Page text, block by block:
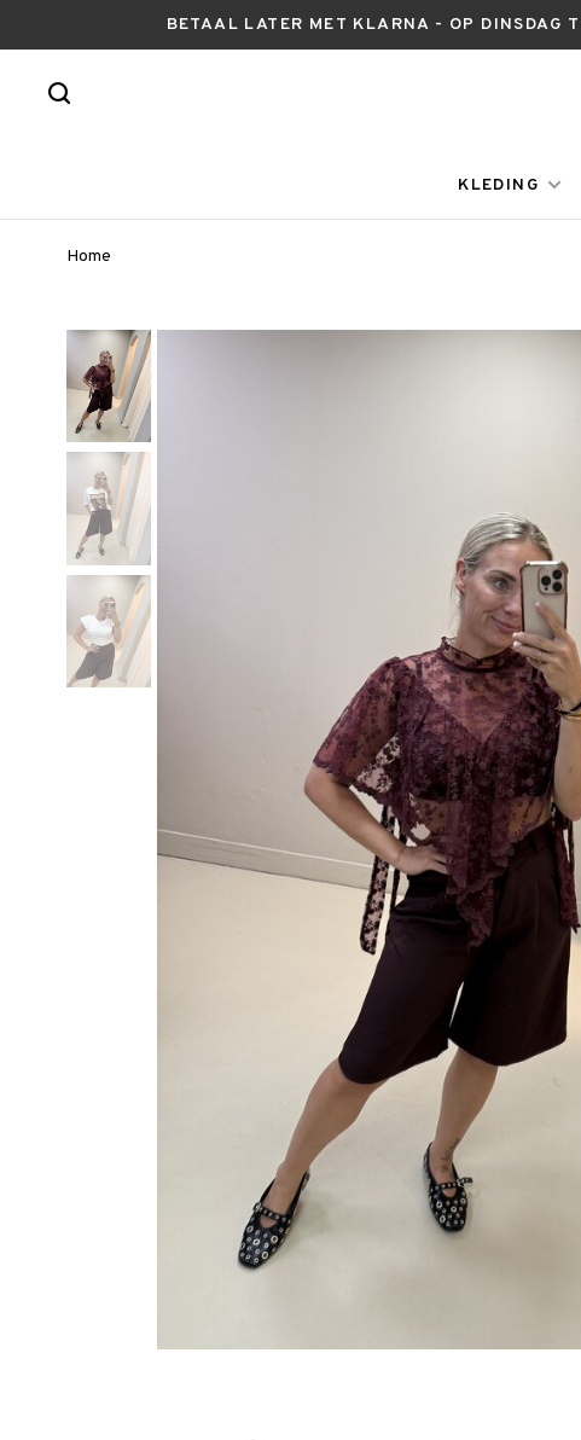
BETAAL LATER MET KLARNA - OP DINSDAG
KLEDING
Home